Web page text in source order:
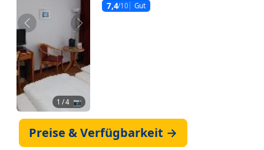
Zurück Weiter
1 / 4 📷
7,4/10 Gut
Preise & Verfügbarkeit →